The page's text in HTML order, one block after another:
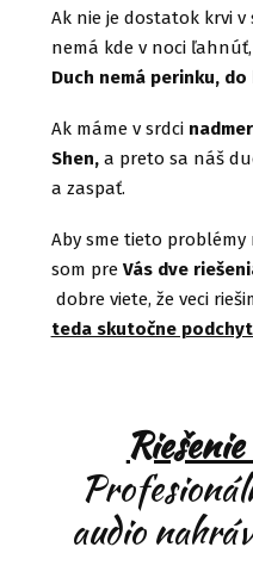
Ak nie je dostatok krvi v
nemá kde v noci
Duch nemá perinku,
Ak máme v srdci
Shen,a preto sa náš
a zaspať.
Aby sme tieto
som pre Vás dve
dobre viete, že veci
teda skutočne
audio